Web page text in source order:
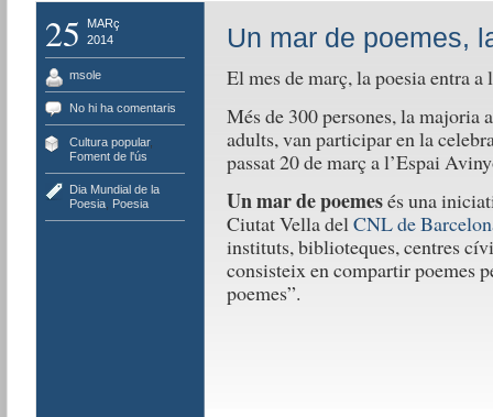
25
MARç
2014
msole
No hi ha comentaris
Cultura popular,
Foment de l'ús
Dia Mundial de la
Poesia, Poesia
Un mar de poemes,
El mes de març, la poesia entra a
Més de 300 persones, la majoria
adults, van participar en la
passat 20 de març a l’Espai
Un mar de poemesés una
Ciutat Vella delCNL de
instituts, biblioteques, centres
consisteix en compartir poemes
poemes”.